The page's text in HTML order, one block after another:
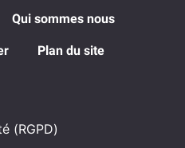
Qui sommes nous
Plan du site
(RGPD)